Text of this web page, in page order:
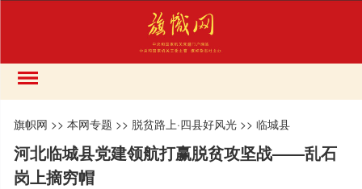
旗帜网 >>本网专题 >> 脱贫路上·四县好风光 >>临城县
河北临城县党建领航打赢脱贫攻坚战——乱石
岗上摘穷帽